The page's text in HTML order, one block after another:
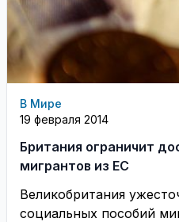
В Мире
19 февраля 2014
Британия ограничит
мигрантов из ЕС
Великобритания
социальных пособий